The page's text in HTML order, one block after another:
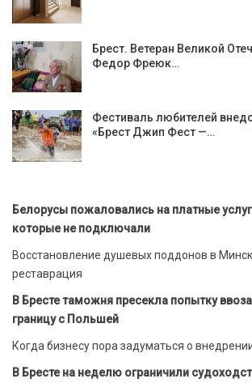
Брест. Ветеран Великой
Федор Фреюк…
Фестиваль любителей
«Брест Джип Фест —…
Белорусы пожаловались на платные
которые не подключали
Восстановление душевых поддонов в
реставрация
В Бресте таможня пресекла попытку
границу с Польшей
Когда бизнесу пора задуматься о
В Бресте на неделю ограничили